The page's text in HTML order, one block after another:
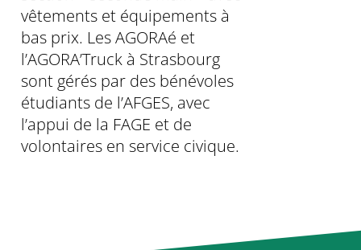
vêtements et équipements à
bas prix. Les AGORAé et
l’AGORA’Truck à Strasbourg
sont gérés par des bénévoles
étudiants de l’AFGES, avec
l’appui de la FAGE et de
volontaires en service civique.